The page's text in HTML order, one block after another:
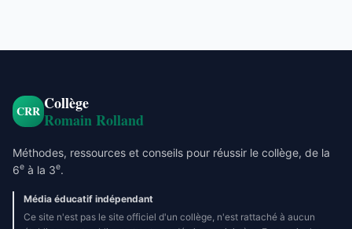
CRR Collège
Romain Rolland
Méthodes, ressources et conseils pour réussir le collège, de la
6e à la 3e.
Média éducatif indépendant
Ce site n'est pas le site officiel d'un collège, n'est rattaché à aucun